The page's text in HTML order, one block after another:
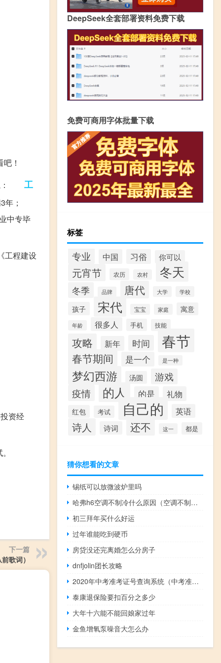
！
试： 工
3年；
中专毕
工程建设
资经
下一篇
歌词）
DeepSeek全套部署资料免费下载
免费可商用字体批量下载
标签
专业 中国 习俗 你可以
元宵节 农历 农村 冬天
冬季 品牌 唐代 大学 学校
孩子 宋代 宝宝 家庭 寓意
年龄 很多人 手机 技能
攻略 新年 时间 春节
春节期间 是一个 是一种
梦幻西游 汤圆 游戏
疫情 的人 的是 礼物
红包 考试 自己的 英语
诗人 诗词 还不 这一 都是
猜你想看的文章
锡纸可以放微波炉里吗
哈弗h6空调不制冷什么原因（空调不制冷什么原因）
初三拜年买什么好运
过年谁能吃到硬币
房贷没还完离婚怎么分房子
dnfjolin团长攻略
2020年中考准考证号查询系统（中考准考证号查询系统）
泰康退保险要扣百分之多少
大年十六能不能回娘家过年
金鱼增氧泵噪音大怎么办